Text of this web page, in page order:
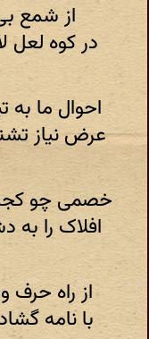
از شمع
در کوه
احوال ما
عرض نیاز
خصمی چو
افلاک را
از راه
با نامه